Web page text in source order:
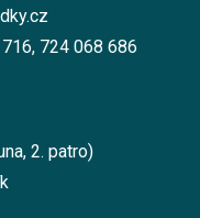
, 724 068 686
2. patro)